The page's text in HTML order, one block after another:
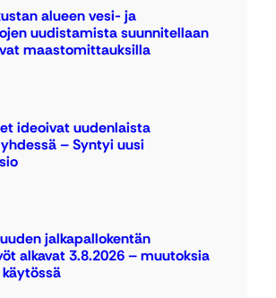
alueen vesi- ja
uudistamista suunnitellaan
maastomittauksilla
ideoivat uudenlaista
– Syntyi uusi
jalkapallokentän
alkavat 3.8.2026 – muutoksia